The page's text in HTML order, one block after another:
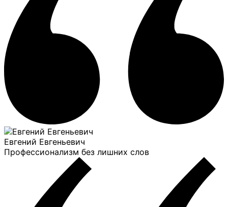
Евгений Евгеньевич
Профессионализм без лишних слов